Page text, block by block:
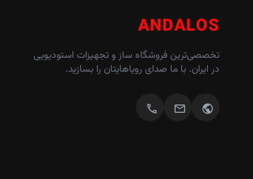
ANDALOS
تخصصی‌ترین فروشگاه ساز و تجهیزات استودیویی
در ایران. با ما صدای رویاهایتان را بسازید.
public
mail
call